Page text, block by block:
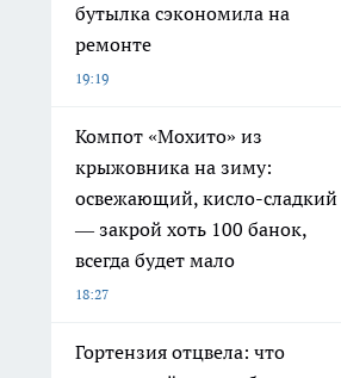
бутылка сэкономила на
ремонте
19:19
Компот «Мохито» из
крыжовника на зиму:
освежающий, кисло-сладкий
— закрой хоть 100 банок,
всегда будет мало
18:27
Гортензия отцвела: что